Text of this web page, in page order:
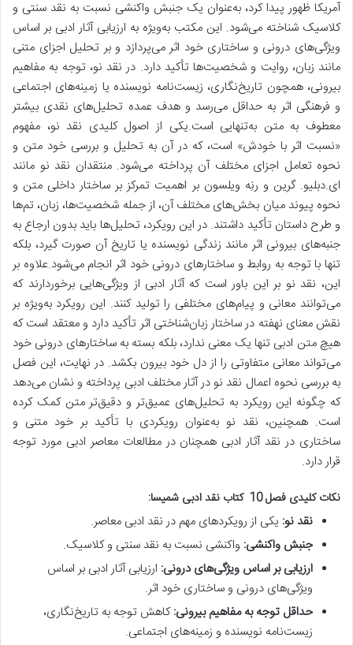
آمریکا ظهور پیدا کرد، به‌عنوان یک جنبش واکنشی نسبت به نقد سنتی و
کلاسیک شناخته می‌شود. این مکتب به‌ویژه به ارزیابی آثار ادبی بر اساس
ویژگی‌های درونی و ساختاری خود اثر می‌پردازد و بر تحلیل اجزای متنی
مانند زبان، روایت و شخصیت‌ها تأکید دارد. در نقد نو، توجه به مفاهیم
بیرونی، همچون تاریخ‌نگاری، زیست‌نامه نویسنده یا زمینه‌های اجتماعی
و فرهنگی اثر به حداقل می‌رسد و هدف عمده تحلیل‌های نقدی بیشتر
معطوف به متن به‌تنهایی است.یکی از اصول کلیدی نقد نو، مفهوم
«نسبت اثر با خودش» است، که در آن به تحلیل و بررسی خود متن و
نحوه تعامل اجزای مختلف آن پرداخته می‌شود. منتقدان نقد نو مانند
ای.دبلیو. گرین و رنِه ویلسون بر اهمیت تمرکز بر ساختار داخلی متن و
نحوه پیوند میان بخش‌های مختلف آن، از جمله شخصیت‌ها، زبان، تم‌ها
و طرح داستان تأکید داشتند. در این رویکرد، تحلیل‌ها باید بدون ارجاع به
جنبه‌های بیرونی اثر مانند زندگی نویسنده یا تاریخ آن صورت گیرد، بلکه
تنها با توجه به روابط و ساختارهای درونی خود اثر انجام می‌شود.علاوه بر
این، نقد نو بر این باور است که آثار ادبی از ویژگی‌هایی برخوردارند که
می‌توانند معانی و پیام‌های مختلفی را تولید کنند. این رویکرد به‌ویژه بر
نقش معنای نهفته در ساختار زبان‌شناختی اثر تأکید دارد و معتقد است که
هیچ متن ادبی تنها یک معنی ندارد، بلکه بسته به ساختارهای درونی خود
می‌تواند معانی متفاوتی را از دل خود بیرون بکشد. در نهایت، این فصل
به بررسی نحوه اعمال نقد نو در آثار مختلف ادبی پرداخته و نشان می‌دهد
که چگونه این رویکرد به تحلیل‌های عمیق‌تر و دقیق‌تر متن کمک کرده
است. همچنین، نقد نو به‌عنوان رویکردی با تأکید بر خود متنی و
ساختاری در نقد آثار ادبی همچنان در مطالعات معاصر ادبی مورد توجه
قرار دارد.
نکات کلیدی فصل 10 کتاب نقد ادبی شمیسا:
نقد نو: یکی از رویکردهای مهم در نقد ادبی معاصر.
جنبش واکنشی: واکنشی نسبت به نقد سنتی و کلاسیک.
ارزیابی بر اساس ویژگی‌های درونی: ارزیابی آثار ادبی بر اساس
ویژگی‌های درونی و ساختاری خود اثر.
حداقل توجه به مفاهیم بیرونی:کاهش توجه به تاریخ‌نگاری،
زیست‌نامه نویسنده و زمینه‌های اجتماعی.